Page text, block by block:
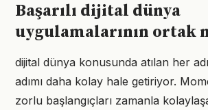
Başarılı dijital dünya
uygulamalarının ortak
dijital dünya konusunda atılan her
adımı daha kolay hale getiriyor.
zorlu başlangıçları zamanla